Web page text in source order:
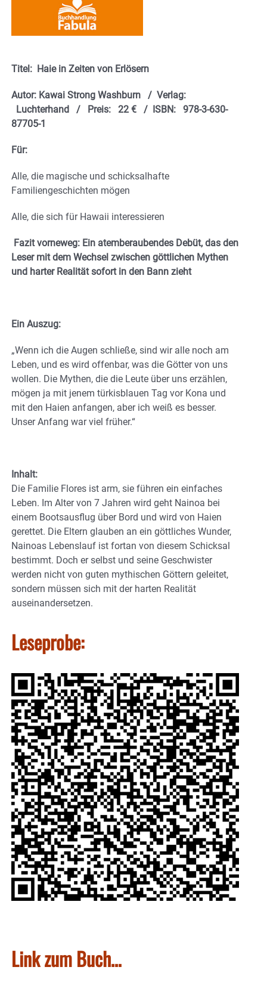
Titel: Haie in Zeiten von Erlösern
Autor: Kawai Strong Washburn / Verlag:
Luchterhand / Preis: 22 € / ISBN: 978-3-630-
87705-1
Für:
Alle, die magische und schicksalhafte
Familiengeschichten mögen
Alle, die sich für Hawaii interessieren
Fazit vorneweg: Ein atemberaubendes Debüt, das den
Leser mit dem Wechsel zwischen göttlichen Mythen
und harter Realität sofort in den Bann zieht
Ein Auszug:
„Wenn ich die Augen schließe, sind wir alle noch am
Leben, und es wird offenbar, was die Götter von uns
wollen. Die Mythen, die die Leute über uns erzählen,
mögen ja mit jenem türkisblauen Tag vor Kona und
mit den Haien anfangen, aber ich weiß es besser.
Unser Anfang war viel früher.“
Inhalt:
Die Familie Flores ist arm, sie führen ein einfaches
Leben. Im Alter von 7 Jahren wird geht Nainoa bei
einem Bootsausflug über Bord und wird von Haien
gerettet. Die Eltern glauben an ein göttliches Wunder,
Nainoas Lebenslauf ist fortan von diesem Schicksal
bestimmt. Doch er selbst und seine Geschwister
werden nicht von guten mythischen Göttern geleitet,
sondern müssen sich mit der harten Realität
auseinandersetzen.
Leseprobe:
Link zum Buch…